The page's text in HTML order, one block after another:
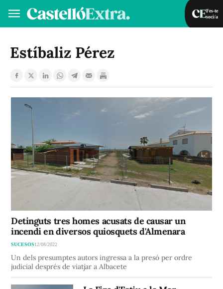
Fes-te
soci/a
VA
Estíbaliz Pérez
Detinguts tres homes acusats de causar un
incendi en diversos quiosquets d'Almenara
SUCESOS12/08/2022
Un dels presumptes autors ingressa a la presó per ordre
judicial després de viatjar a Albacete